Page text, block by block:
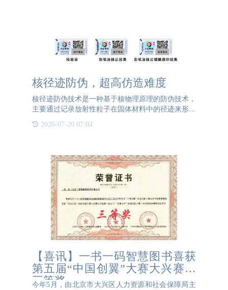
核径迹防伪，超高仿造难度
核径迹防伪技术是一种基于核物理原理的防伪技术，
主要通过记录放射性粒子在固体材料中的径迹来形成
独特的防伪标识。 与传统防伪技术相比，核径迹防
伪技术具有以下几个显著特点：1. 唯一性每一条核
2026-07-20 07:04
【喜讯】一书一码智慧图书喜获
第五届“中国创翼”大赛大兴赛区
三等奖
今年5月，由北京市大兴区人力资源和社会保障局主